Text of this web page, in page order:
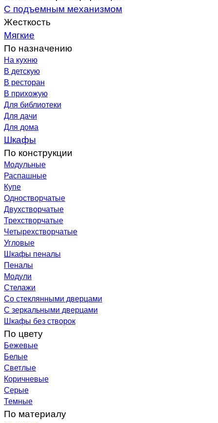
С подъемным механизмом
Жесткость
Мягкие
По назначению
На кухню
В детскую
В ресторан
В прихожую
Для библиотеки
Для дачи
Для дома
Шкафы
По конструкции
Модульные
Распашные
Купе
Одностворчатые
Двухстворчатые
Трехстворчатые
Четырехстворчатые
Угловые
Шкафы пеналы
Пеналы
Модули
Стелажи
Со стеклянными дверцами
С зеркальными дверцами
Шкафы без створок
По цвету
Бежевые
Белые
Светлые
Коричневые
Серые
Темные
По материалу